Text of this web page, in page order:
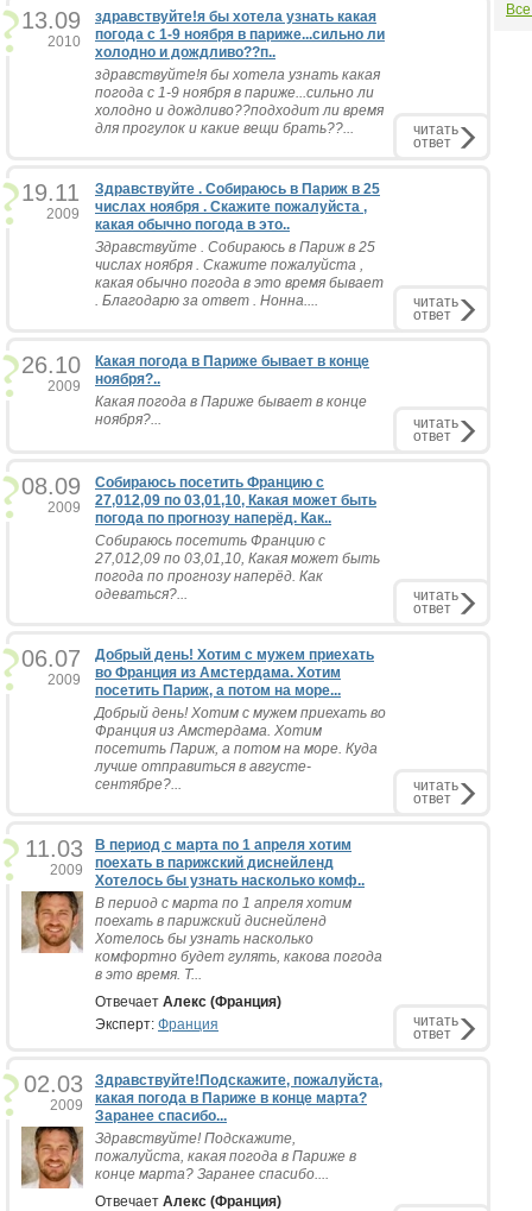
13.09
2010
здравствуйте!я бы хотела узнать какая
погода с 1-9 ноября в париже...сильно ли
холодно и дождливо??п..
здравствуйте!я бы хотела узнать какая
погода с 1-9 ноября в париже...сильно ли
холодно и дождливо??подходит ли время
для прогулок и какие вещи брать??...
читать
ответ
19.11
2009
Здравствуйте . Собираюсь в Париж в 25
числах ноября . Скажите пожалуйста ,
какая обычно погода в это..
Здравствуйте . Собираюсь в Париж в 25
числах ноября . Скажите пожалуйста ,
какая обычно погода в это время бывает
. Благодарю за ответ . Нонна....
читать
ответ
26.10
2009
Какая погода в Париже бывает в конце
ноября?..
Какая погода в Париже бывает в конце
ноября?...
читать
ответ
08.09
2009
Собираюсь посетить Францию с
27,012,09 по 03,01,10, Какая может быть
погода по прогнозу наперёд. Как..
Собираюсь посетить Францию с
27,012,09 по 03,01,10, Какая может быть
погода по прогнозу наперёд. Как
одеваться?...
читать
ответ
06.07
2009
Добрый день! Хотим с мужем приехать
во Франция из Амстердама. Хотим
посетить Париж, а потом на море...
Добрый день! Хотим с мужем приехать во
Франция из Амстердама. Хотим
посетить Париж, а потом на море. Куда
лучше отправиться в августе-
сентябре?...
читать
ответ
11.03
2009
В период с марта по 1 апреля хотим
поехать в парижский диснейленд
Хотелось бы узнать насколько комф..
В период с марта по 1 апреля хотим
поехать в парижский диснейленд
Хотелось бы узнать насколько
комфортно будет гулять, какова погода
в это время. Т...
Отвечает Алекс (Франция)
Эксперт: Франция читать
ответ
02.03
2009
Здравствуйте!Подскажите, пожалуйста,
какая погода в Париже в конце марта?
Заранее спасибо...
Здравствуйте! Подскажите,
пожалуйста, какая погода в Париже в
конце марта? Заранее спасибо....
Отвечает Алекс (Франция)